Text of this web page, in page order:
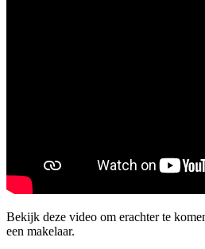
Bekijk deze video om erachter te
een makelaar.